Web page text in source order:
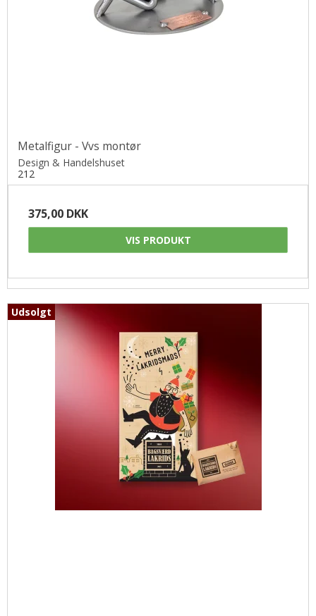
Metalfigur - Vvs montør
Design & Handelshuset
212
375,00 DKK
VIS PRODUKT
Udsolgt